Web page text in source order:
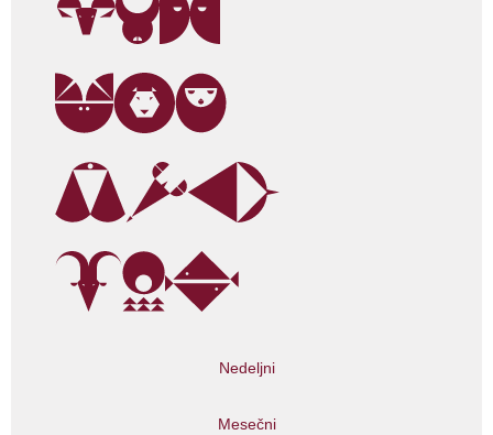
Nedeljni
Mesečni